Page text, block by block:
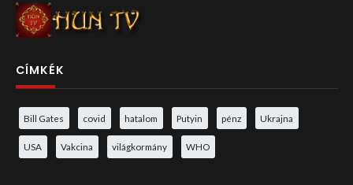
CÍMKÉK
Bill Gates covid hatalom Putyin pénz Ukrajna
USA Vakcina világkormány WHO